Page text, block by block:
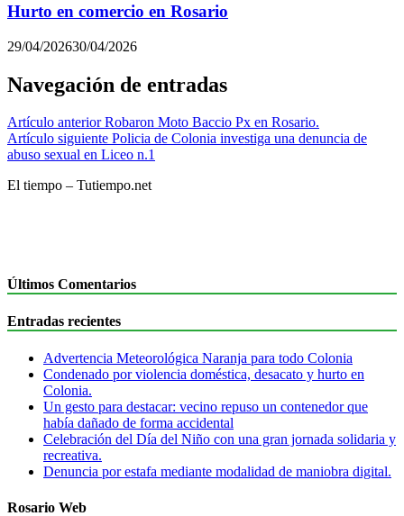
Hurto en comercio en Rosario
29/04/202630/04/2026
Navegación de entradas
Artículo anterior Robaron Moto Baccio Px en Rosario.
Artículo siguiente Policia de Colonia investiga una denuncia de
abuso sexual en Liceo n.1
El tiempo – Tutiempo.net
Últimos Comentarios
Entradas recientes
Advertencia Meteorológica Naranja para todo Colonia
Condenado por violencia doméstica, desacato y hurto en
Colonia.
Un gesto para destacar: vecino repuso un contenedor que
había dañado de forma accidental
Celebración del Día del Niño con una gran jornada solidaria y
recreativa.
Denuncia por estafa mediante modalidad de maniobra digital.
Rosario Web